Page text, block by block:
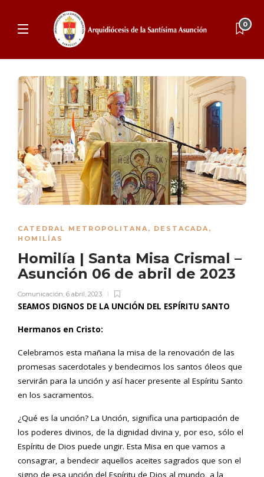
0
CATEDRAL METROPOLITANA, DESTACADA,
HOMILÍAS
Homilía | Santa Misa Crismal –
Asunción 06 de abril de 2023
Comunicación, 6 abril, 2023
SEAMOS DIGNOS DE LA UNCIÓN DEL ESPÍRITU SANTO
Hermanos en Cristo:
Celebramos esta mañana la misa de la renovación de las
promesas sacerdotales y bendecimos los santos óleos que
servirán para la unción y así hacer presente al Espíritu Santo
en los sacramentos.
¿Qué es la unción? La Unción, significa una participación de
los poderes divinos, de la dignidad divina y, por eso, sólo el
Espíritu de Dios puede ungir. Esta Misa en que vamos a
consagrar, a bendecir aquellos aceites sagrados que son el
signo de esa unción del Espíritu de Dios al mundo, a la